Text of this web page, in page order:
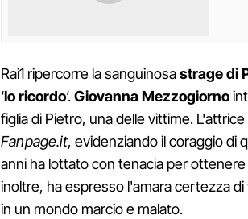
Rai1 ripercorre la sanguinosastrage di
‘Io ricordo‘.Giovanna Mezzogiorno
figlia di Pietro, una delle vittime.
Fanpage.it, evidenziando il coraggio di
anni ha lottato con tenacia per
inoltre, ha espresso l'amara certezza
in un mondo marcio e malato.